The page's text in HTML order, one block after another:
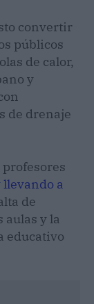
convertir
públicos
de calor,
y
de drenaje
profesores
llevando a
de
y la
educativo